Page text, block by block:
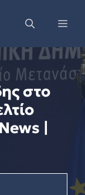
στο
|